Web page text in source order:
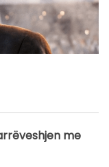
me